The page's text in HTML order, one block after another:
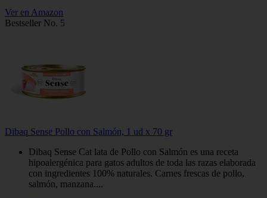
Ver en Amazon
Bestseller No. 5
Dibaq Sense Pollo con Salmón, 1 ud x 70 gr
Dibaq Sense Cat lata de Pollo con Salmón es una receta
hipoalergénica para gatos adultos de toda las razas elaborada
con ingredientes 100% naturales. Carnes frescas de pollo,
salmón, manzana....